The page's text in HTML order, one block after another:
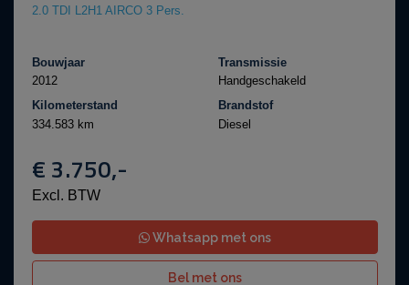
2.0 TDI L2H1 AIRCO 3 Pers.
Bouwjaar
2012
Transmissie
Handgeschakeld
Kilometerstand
334.583 km
Brandstof
Diesel
€ 3.750,-
Excl. BTW
Whatsapp met ons
Bel met ons